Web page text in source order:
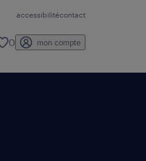
accessibilitécontact
0 mon compte